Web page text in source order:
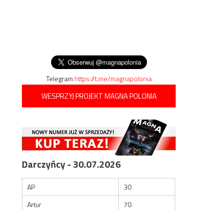
Telegramhttps://t.me/magnapolonia
WESPRZYJ PROJEKT MAGNA POLONIA
Darczyńcy - 30.07.2026
AP
30
Artur
70